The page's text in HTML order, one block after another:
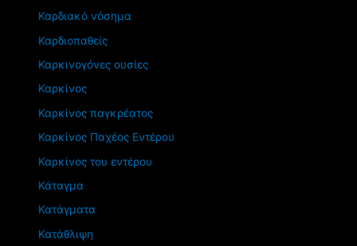
Καρδιακό νόσημα
Καρδιοπαθείς
Καρκινογόνες ουσίες
Καρκίνος
Καρκίνος παγκρέατος
Καρκίνος Παχέος Εντέρου
Καρκίνος του εντέρου
Κάταγμα
Κατάγματα
Κατάθλιψη